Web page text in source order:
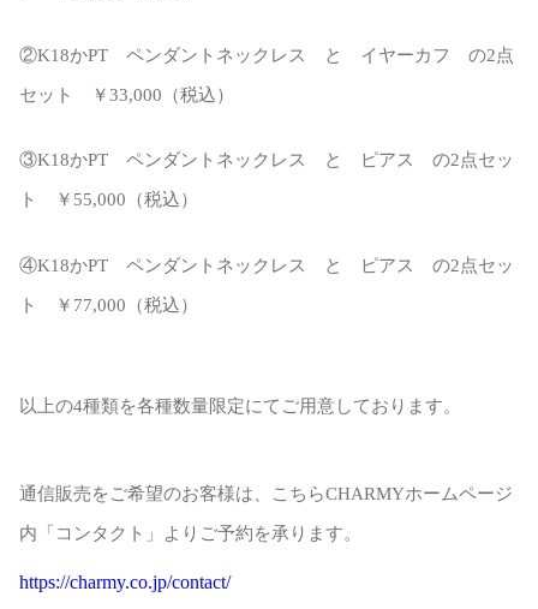
②K18かPT ペンダントネックレス と イヤーカフ の2点
セット ￥33,000（税込）
③K18かPT ペンダントネックレス と ピアス の2点セッ
ト ￥55,000（税込）
④K18かPT ペンダントネックレス と ピアス の2点セッ
ト ￥77,000（税込）
以上の4種類を各種数量限定にてご用意しております。
通信販売をご希望のお客様は、こちらCHARMYホームページ
内「コンタクト」よりご予約を承ります。
https://charmy.co.jp/contact/